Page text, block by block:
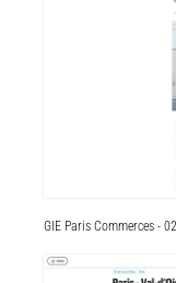
GIE Paris Commerces -